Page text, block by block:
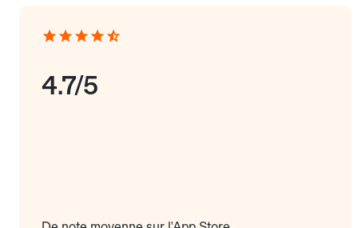
4.7/5